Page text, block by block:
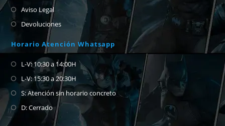
Aviso Legal
Devoluciones
Horario Atención Whatsapp
L-V: 10:30 a 14:00H
L-V: 15:30 a 20:30H
S: Atención sin horario concreto
D: Cerrado